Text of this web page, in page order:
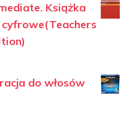
Książka
do włosów